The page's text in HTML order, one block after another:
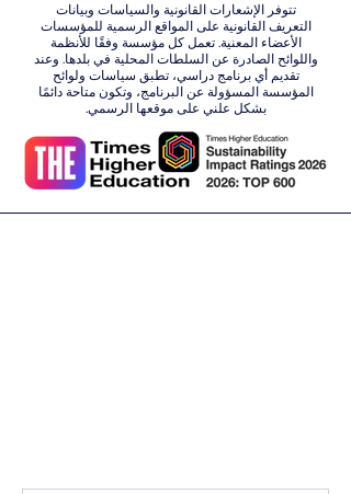
تتوفر الإشعارات القانونية والسياسات وبيانات
التعريف القانونية على المواقع الرسمية للمؤسسات
الأعضاء المعنية. تعمل كل مؤسسة وفقًا للأنظمة
واللوائح الصادرة عن السلطات المحلية في بلدها. وعند
تقديم أي برنامج دراسي، تطبق سياسات ولوائح
المؤسسة المسؤولة عن البرنامج، وتكون متاحة دائمًا
بشكل علني على موقعها الرسمي.